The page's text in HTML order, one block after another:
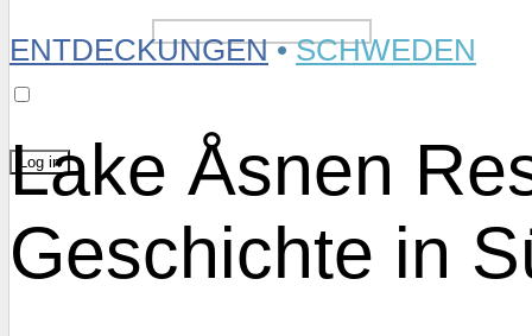
Lost Password?
ENTDECKUNGEN • SCHWEDEN
Lake Åsnen
Geschichte in